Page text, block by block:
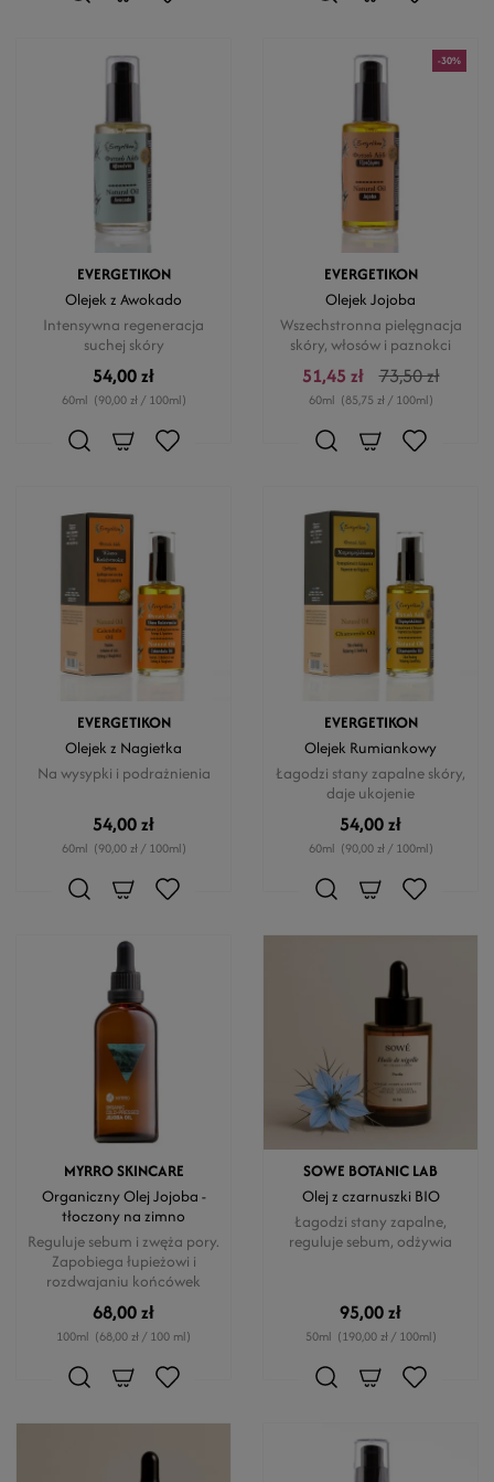
EVERGETIKON
Olejek z Awokado
Intensywna regeneracja
suchej skóry
54,00 zł
60ml (90,00 zł / 100ml)
-30%
EVERGETIKON
Olejek Jojoba
Wszechstronna pielęgnacja
skóry, włosów i paznokci
51,45 zł 73,50 zł
60ml (85,75 zł / 100ml)
EVERGETIKON
Olejek z Nagietka
Na wysypki i podrażnienia
54,00 zł
60ml (90,00 zł / 100ml)
EVERGETIKON
Olejek Rumiankowy
Łagodzi stany zapalne skóry,
daje ukojenie
54,00 zł
60ml (90,00 zł / 100ml)
MYRRO SKINCARE
Organiczny Olej Jojoba -
tłoczony na zimno
Reguluje sebum i zwęża pory.
Zapobiega łupieżowi i
rozdwajaniu końcówek
68,00 zł
100ml (68,00 zł / 100 ml)
SOWE BOTANIC LAB
Olej z czarnuszki BIO
Łagodzi stany zapalne,
reguluje sebum, odżywia
95,00 zł
50ml (190,00 zł / 100ml)